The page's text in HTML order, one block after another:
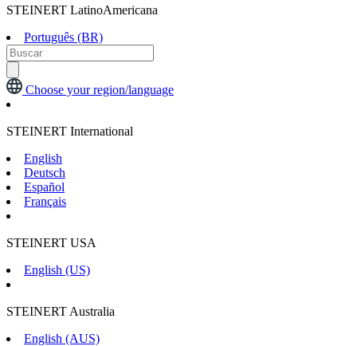
STEINERT LatinoAmericana
Português (BR)
Choose your region/language
STEINERT International
English
Deutsch
Español
Français
STEINERT USA
English (US)
STEINERT Australia
English (AUS)